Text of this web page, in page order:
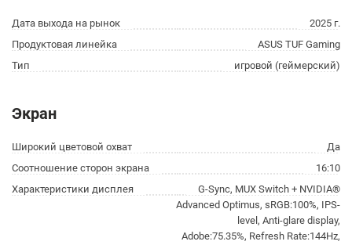
Дата выхода на рынок
2025 г.
Продуктовая линейка
ASUS TUF Gaming
Тип
игровой (геймерский)
Экран
Широкий цветовой охват
Да
Соотношение сторон экрана
16:10
Характеристики дисплея
G-Sync, MUX Switch + NVIDIA®
Advanced Optimus, sRGB:100%, IPS-
level, Anti-glare display,
Adobe:75.35%, Refresh Rate:144Hz,